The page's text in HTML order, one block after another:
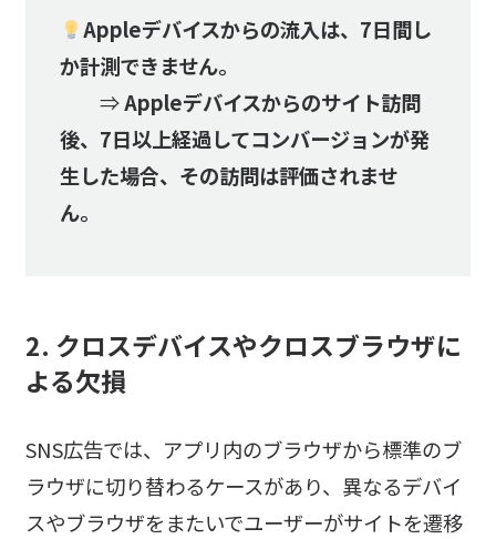
Appleデバイスからの流入は、7日間し
か計測できません。
⇒Appleデバイスからのサイト訪問
後、7日以上経過してコンバージョンが発
生した場合、その訪問は評価されませ
ん。
2. クロスデバイスやクロスブラウザに
よる欠損
SNS広告では、アプリ内のブラウザから標準のブ
ラウザに切り替わるケースがあり、異なるデバイ
スやブラウザをまたいでユーザーがサイトを遷移